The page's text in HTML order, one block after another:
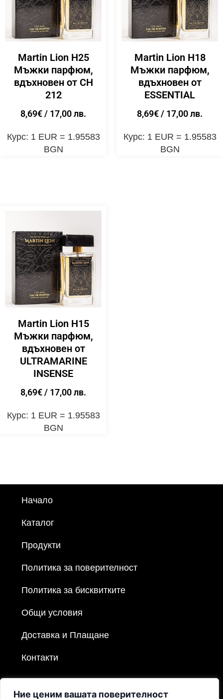
Ние ценим вашата поверителност
Martin Lion H25
Мъжки парфюм,
вдъхновен от CH
212
8,69€/ 17,00 лв.
Курс: 1 EUR = 1.95583
BGN
Martin Lion H18
Мъжки парфюм,
вдъхновен от
ESSENTIAL
8,69€/ 17,00 лв.
Курс: 1 EUR = 1.95583
BGN
Martin Lion H15
Мъжки парфюм,
вдъхновен от
ULTRAMARINE
INSENSE
8,69€/ 17,00 лв.
Курс: 1 EUR = 1.95583
BGN
Начало
Каталог
Продукти
Политика за поверителност
Политика за бисквитките
Общи условия
Доставка и Плащане
Контакти